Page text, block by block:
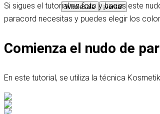
Wholesale ¡venta!
Si sigues el tutorial en foto y haces este
paracord necesitas y puedes elegir los
Comienza el nudo de
En este tutorial, se utiliza la técnica